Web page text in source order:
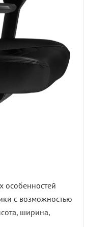
особенностей
с возможностью
ширина,